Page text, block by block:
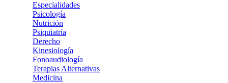
Especialidades
Psicología
Nutrición
Psiquiatría
Derecho
Kinesiología
Fonoaudiología
Terapias Alternativas
Medicina